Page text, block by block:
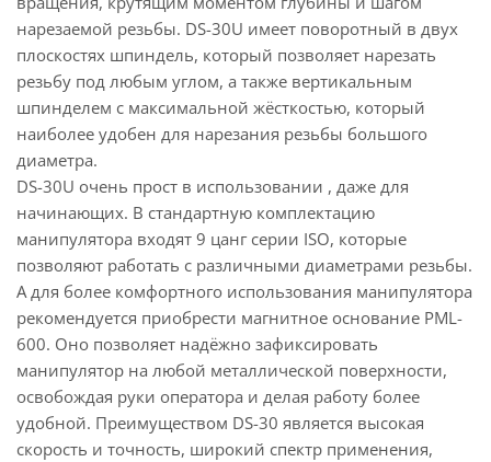
нарезаемой резьбы. DS-30U имеет поворотный в двух
плоскостях шпиндель, который позволяет нарезать
резьбу под любым углом, а также вертикальным
шпинделем с максимальной жёсткостью, который
наиболее удобен для нарезания резьбы большого
диаметра.
DS-30U очень прост в использовании , даже для
начинающих. В стандартную комплектацию
манипулятора входят 9 цанг серии ISO, которые
позволяют работать с различными диаметрами резьбы.
А для более комфортного использования манипулятора
рекомендуется приобрести магнитное основание PML-
600. Оно позволяет надёжно зафиксировать
манипулятор на любой металлической поверхности,
освобождая руки оператора и делая работу более
удобной. Преимуществом DS-30 является высокая
скорость и точность, широкий спектр применения,